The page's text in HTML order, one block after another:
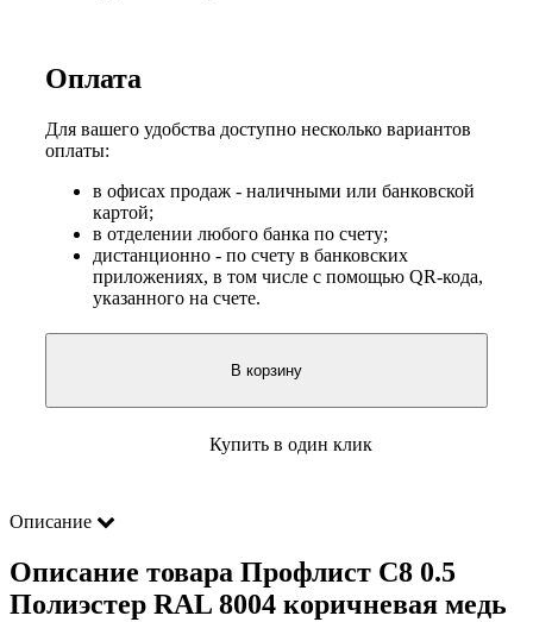
Оплата
Для вашего удобства доступно несколько вариантов
оплаты:
в офисах продаж - наличными или банковской
картой;
в отделении любого банка по счету;
дистанционно - по счету в банковских
приложениях, в том числе с помощью QR-кода,
указанного на счете.
В корзину
Купить в один клик
Описание
Описание товара Профлист С8 0.5
Полиэстер RAL 8004 коричневая медь